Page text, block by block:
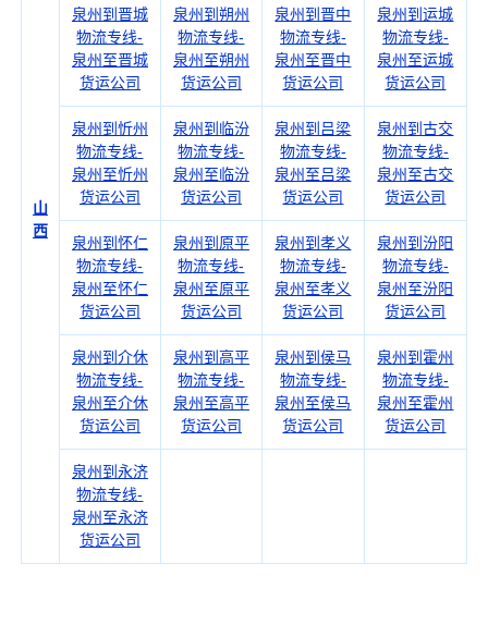
山
西
泉州到晋城
物流专线-
泉州至晋城
货运公司
泉州到朔州
物流专线-
泉州至朔州
货运公司
泉州到晋中
物流专线-
泉州至晋中
货运公司
泉州到运城
物流专线-
泉州至运城
货运公司
泉州到忻州
物流专线-
泉州至忻州
货运公司
泉州到临汾
物流专线-
泉州至临汾
货运公司
泉州到吕梁
物流专线-
泉州至吕梁
货运公司
泉州到古交
物流专线-
泉州至古交
货运公司
泉州到怀仁
物流专线-
泉州至怀仁
货运公司
泉州到原平
物流专线-
泉州至原平
货运公司
泉州到孝义
物流专线-
泉州至孝义
货运公司
泉州到汾阳
物流专线-
泉州至汾阳
货运公司
泉州到介休
物流专线-
泉州至介休
货运公司
泉州到高平
物流专线-
泉州至高平
货运公司
泉州到侯马
物流专线-
泉州至侯马
货运公司
泉州到霍州
物流专线-
泉州至霍州
货运公司
泉州到永济
物流专线-
泉州至永济
货运公司